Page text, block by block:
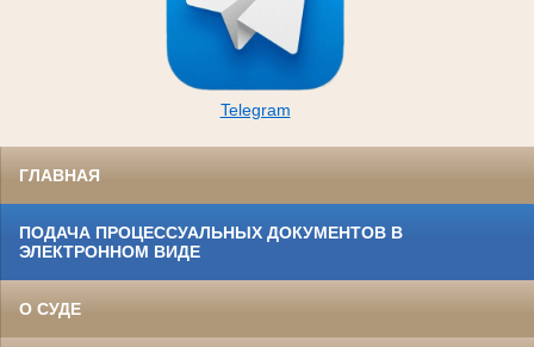
Telegram
ГЛАВНАЯ
ПОДАЧА ПРОЦЕССУАЛЬНЫХ ДОКУМЕНТОВ В
ЭЛЕКТРОННОМ ВИДЕ
О СУДЕ